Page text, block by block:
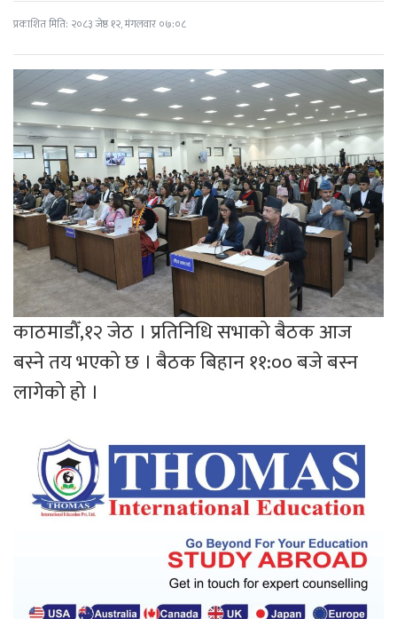
प्रकाशित मिति: २०८३ जेष्ठ १२, मंगलवार ०७:०८
काठमाडौँ,१२ जेठ । प्रतिनिधि सभाको बैठक आज
बस्ने तय भएको छ । बैठक बिहान ११:०० बजे बस्न
लागेको हो ।